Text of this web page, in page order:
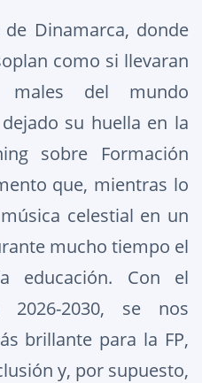
Dinamarca, donde
como si llevaran
del mundo
su huella en la
sobre Formación
que, mientras lo
celestial en un
mucho tiempo el
educación. Con el
2030, se nos
brillante para la FP,
y, por supuesto,